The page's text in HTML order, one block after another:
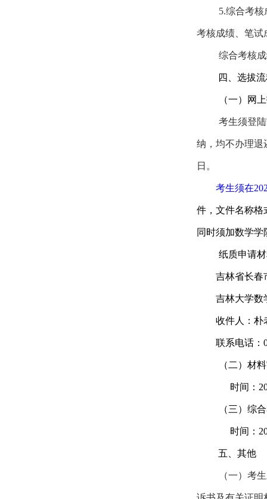
5.综合考核
考核成绩、笔试
综合考核
四、选拔
（一）网
考生须登
纳，均不办理退
日。
考生须在
件，文件名称格
同时须加数学学
纸质申请
吉林省长春
吉林大学数
收件人：朴
联系电话：
（二）材
时间：
（三）综
时间：
五、其他
（一）考